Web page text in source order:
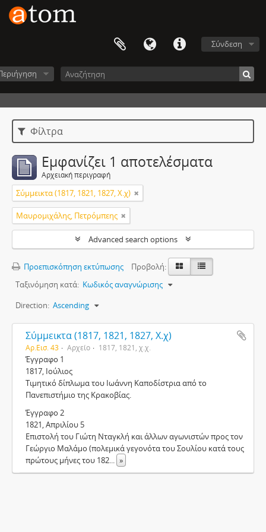
Σύνδεση
Φίλτρα
Εμφανίζει 1 αποτελέσματα
Αρχειακή περιγραφή
Σύμμεικτα (1817, 1821, 1827, Χ.χ)
Μαυρομιχάλης, Πετρόμπεης
Advanced search options
Προεπισκόπηση εκτύπωσης
Προβολή:
Ταξινόμηση κατά: Κωδικός αναγνώρισης
Direction: Ascending
Σύμμεικτα (1817, 1821, 1827, Χ.χ)
Αρ.Εισ. 43 Αρχείο 1817, 1821, χ.χ.
Έγγραφο 1
1817, Ιούλιος
Τιμητικό δίπλωμα του Ιωάννη Καποδίστρια από το
Πανεπιστήμιο της Κρακοβίας.
Έγγραφο 2
1821, Απριλίου 5
Επιστολή του Γιώτη Νταγκλή και άλλων αγωνιστών προς τον
Γεώργιο Μαλάμο (πολεμικά γεγονότα του Σουλίου κατά τους
πρώτους μήνες του 182... »